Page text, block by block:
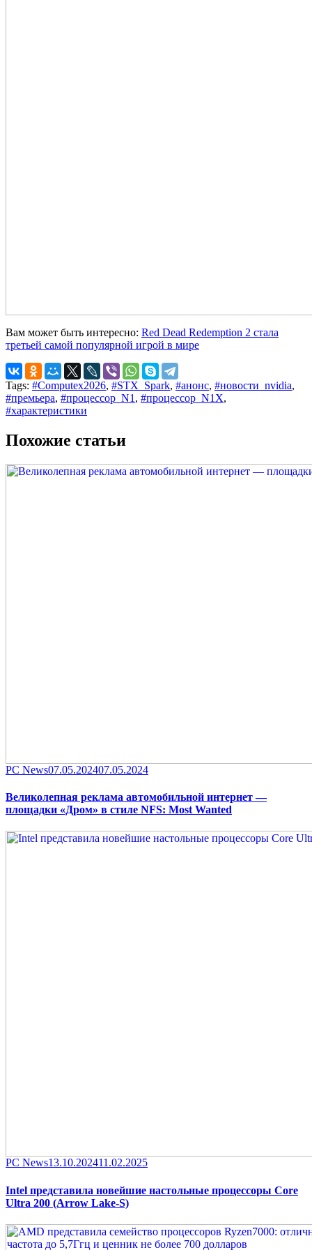
Вам может быть интересно: Red Dead Redemption 2 стала
третьей самой популярной игрой в мире
Tags: #Computex2026, #STX_Spark, #анонс, #новости_nvidia,
#премьера, #процессор_N1 , #процессор_N1X,
#характеристики
Похожие статьи
Category
PC NewsPosted
07.05.202407.05.2024
Великолепная реклама автомобильной интернет —
площадки «Дром» в стиле NFS: Most Wanted
Category
PC NewsPosted
13.10.202411.02.2025
Intel представила новейшие настольные процессоры Core
Ultra 200 (Arrow Lake-S)